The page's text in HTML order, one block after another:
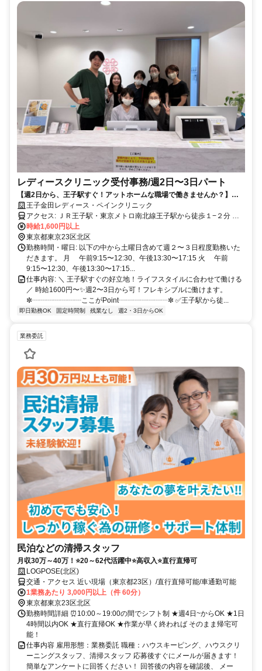
レディースクリニック受付事務/週2日〜3日パート
【週2日から、王子駅すぐ！アットホームな職場で働きませんか？】ド
クターズコスメ社割り有り！
王子金田レディース・ペインクリニック
アクセス: ＪＲ王子駅・東京メトロ南北線王子駅から徒歩１−２分 都
電荒川線王子駅前より徒歩５分
時給1,600円以上
東京都東京23区北区
勤務時間・曜日: 以下の中から土曜日含めて週２〜３日程度勤務いた
だきます。 月 午前9:15〜12:30、午後13:30〜17:15 火 午前
9:15〜12:30、午後13:30〜17:15...
仕事内容: ＼ 王子駅すぐの好立地！ライフスタイルに合わせて働ける
／ 時給1600円〜✨週2〜3日から可！フレキシブルに働けます。
✼┈┈┈┈┈┈┈ここがPoint┈┈┈┈┈┈┈✼ ✅王子駅から徒...
即日勤務OK 固定時間制 残業なし 週2・3日からOK
業務委託
民泊などの清掃スタッフ
月収30万～40万！⭐20～62代活躍中⭐高収入⭐直行直帰可
LOGPOSE(北区)
交通・アクセス 近い現場（東京都23区）/直行直帰可能/車通勤可能
1業務あたり 3,000円以上（件 60分）
東京都東京23区北区
勤務時間詳細 ⏰10:00～19:00の間でシフト制 ★週4日~からOK ★1日
4時間以内OK ★直行直帰OK ★作業が早く終われば そのまま帰宅可
能！
仕事内容 雇用形態：業務委託 職種：ハウスキーピング、ハウスクリ
ーニングスタッフ、清掃スタッフ 応募後すぐにメールが届きます！
簡単なアンケートに回答ください！ 回答後の内容を確認後、 メー